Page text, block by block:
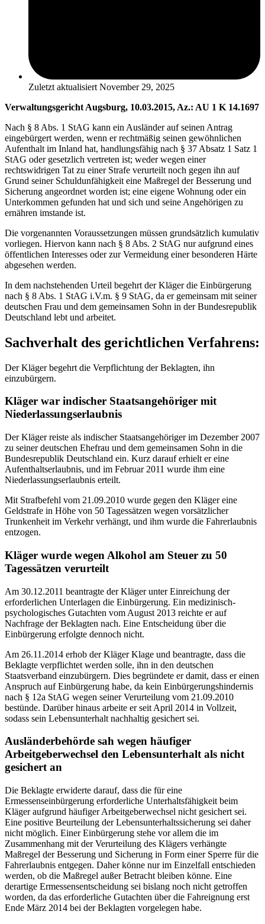
Zuletzt aktualisiert November 29, 2025
Verwaltungsgericht Augsburg, 10.03.2015, Az.: AU 1 K 14.1697
Nach § 8 Abs. 1 StAG kann ein Ausländer auf seinen Antrag
eingebürgert werden, wenn er rechtmäßig seinen gewöhnlichen
Aufenthalt im Inland hat, handlungsfähig nach § 37 Absatz 1 Satz 1
StAG oder gesetzlich vertreten ist; weder wegen einer
rechtswidrigen Tat zu einer Strafe verurteilt noch gegen ihn auf
Grund seiner Schuldunfähigkeit eine Maßregel der Besserung und
Sicherung angeordnet worden ist; eine eigene Wohnung oder ein
Unterkommen gefunden hat und sich und seine Angehörigen zu
ernähren imstande ist.
Die vorgenannten Voraussetzungen müssen grundsätzlich kumulativ
vorliegen. Hiervon kann nach § 8 Abs. 2 StAG nur aufgrund eines
öffentlichen Interesses oder zur Vermeidung einer besonderen Härte
abgesehen werden.
In dem nachstehenden Urteil begehrt der Kläger die Einbürgerung
nach § 8 Abs. 1 StAG i.V.m. § 9 StAG, da er gemeinsam mit seiner
deutschen Frau und dem gemeinsamen Sohn in der Bundesrepublik
Deutschland lebt und arbeitet.
Sachverhalt des gerichtlichen Verfahrens:
Der Kläger begehrt die Verpflichtung der Beklagten, ihn
einzubürgern.
Kläger war indischer Staatsangehöriger mit
Niederlassungserlaubnis
Der Kläger reiste als indischer Staatsangehöriger im Dezember 2007
zu seiner deutschen Ehefrau und dem gemeinsamen Sohn in die
Bundesrepublik Deutschland ein. Kurz darauf erhielt er eine
Aufenthaltserlaubnis, und im Februar 2011 wurde ihm eine
Niederlassungserlaubnis erteilt.
Mit Strafbefehl vom 21.09.2010 wurde gegen den Kläger eine
Geldstrafe in Höhe von 50 Tagessätzen wegen vorsätzlicher
Trunkenheit im Verkehr verhängt, und ihm wurde die Fahrerlaubnis
entzogen.
Kläger wurde wegen Alkohol am Steuer zu 50
Tagessätzen verurteilt
Am 30.12.2011 beantragte der Kläger unter Einreichung der
erforderlichen Unterlagen die Einbürgerung. Ein medizinisch-
psychologisches Gutachten vom August 2013 reichte er auf
Nachfrage der Beklagten nach. Eine Entscheidung über die
Einbürgerung erfolgte dennoch nicht.
Am 26.11.2014 erhob der Kläger Klage und beantragte, dass die
Beklagte verpflichtet werden solle, ihn in den deutschen
Staatsverband einzubürgern. Dies begründete er damit, dass er einen
Anspruch auf Einbürgerung habe, da kein Einbürgerungshindernis
nach § 12a StAG wegen seiner Verurteilung vom 21.09.2010
bestünde. Darüber hinaus arbeite er seit April 2014 in Vollzeit,
sodass sein Lebensunterhalt nachhaltig gesichert sei.
Ausländerbehörde sah wegen häufiger
Arbeitgeberwechsel den Lebensunterhalt als nicht
gesichert an
Die Beklagte erwiderte darauf, dass die für eine
Ermessenseinbürgerung erforderliche Unterhaltsfähigkeit beim
Kläger aufgrund häufiger Arbeitgeberwechsel nicht gesichert sei.
Eine positive Beurteilung der Lebensunterhaltssicherung sei daher
nicht möglich. Einer Einbürgerung stehe vor allem die im
Zusammenhang mit der Verurteilung des Klägers verhängte
Maßregel der Besserung und Sicherung in Form einer Sperre für die
Fahrerlaubnis entgegen. Daher könne nur im Einzelfall entschieden
werden, ob die Maßregel außer Betracht bleiben könne. Eine
derartige Ermessensentscheidung sei bislang noch nicht getroffen
worden, da das erforderliche Gutachten über die Fahreignung erst
Ende März 2014 bei der Beklagten vorgelegen habe.